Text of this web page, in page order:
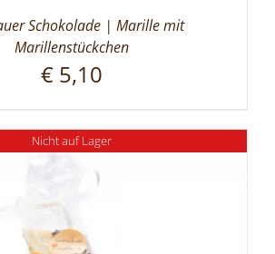
Schokolade | Marille mit
Marillenstückchen
€ 5,10
Nicht auf Lager